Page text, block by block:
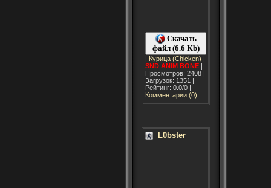
Скачать
файл (6.6 Kb)
| Курица (Chicken) |
SND ANIM BONE |
Просмотров: 2408 |
Загрузок: 1351 |
Рейтинг: 0.0/0 |
Комментарии (0)
L0bster